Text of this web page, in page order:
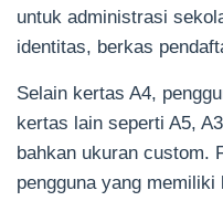
untuk administrasi
identitas, berkas
Selain kertas A4,
kertas lain seperti A5,
bahkan ukuran custom.
pengguna yang